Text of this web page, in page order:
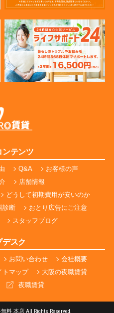
ンテンツ
Q&A
お客様の声
店舗情報
どうして初期費用が安いのか
診断
おとり広告にご注意
スタッフブログ
デスク
お問い合わせ
会社概要
トマップ
大阪の夜職賃貸
夜職賃貸
料 本店 All Rights Reserved.